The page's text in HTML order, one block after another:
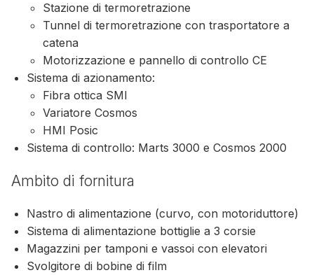
Stazione di termoretrazione
Tunnel di termoretrazione con trasportatore a
catena
Motorizzazione e pannello di controllo CE
Sistema di azionamento:
Fibra ottica SMI
Variatore Cosmos
HMI Posic
Sistema di controllo: Marts 3000 e Cosmos 2000
Ambito di fornitura
Nastro di alimentazione (curvo, con motoriduttore)
Sistema di alimentazione bottiglie a 3 corsie
Magazzini per tamponi e vassoi con elevatori
Svolgitore di bobine di film